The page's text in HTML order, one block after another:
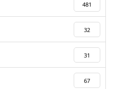
481
32
31
67